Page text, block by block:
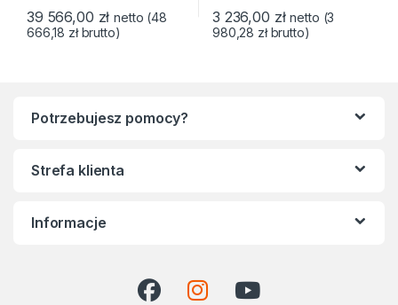
39 566,00 zł netto (48
666,18 złbrutto)
3 236,00 zł netto (3
980,28 złbrutto)
Potrzebujesz pomocy?
Strefa klienta
Informacje